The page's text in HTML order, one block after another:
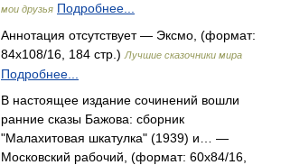
мои друзья Подробнее...
Аннотация отсутствует — Эксмо, (формат:
84x108/16, 184 стр.) Лучшие сказочники мира
Подробнее...
В настоящее издание сочинений вошли
ранние сказы Бажова: сборник
"Малахитовая шкатулка" (1939) и… —
Московский рабочий, (формат: 60x84/16,